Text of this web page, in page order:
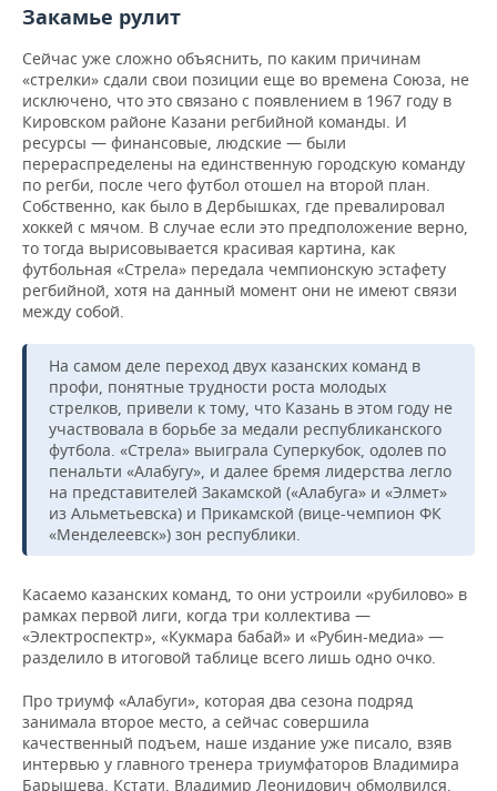
Закамье рулит
Сейчас уже сложно объяснить, по каким причинам
«стрелки» сдали свои позиции еще во времена Союза, не
исключено, что это связано с появлением в 1967 году в
Кировском районе Казани регбийной команды. И
ресурсы — финансовые, людские — были
перераспределены на единственную городскую команду
по регби, после чего футбол отошел на второй план.
Собственно, как было в Дербышках, где превалировал
хоккей с мячом. В случае если это предположение верно,
то тогда вырисовывается красивая картина, как
футбольная «Стрела» передала чемпионскую эстафету
регбийной, хотя на данный момент они не имеют связи
между собой.
На самом деле переход двух казанских команд в
профи, понятные трудности роста молодых
стрелков, привели к тому, что Казань в этом году не
участвовала в борьбе за медали республиканского
футбола. «Стрела» выиграла Суперкубок, одолев по
пенальти «Алабугу», и далее бремя лидерства легло
на представителей Закамской («Алабуга» и «Элмет»
из Альметьевска) и Прикамской (вице-чемпион ФК
«Менделеевск») зон республики.
Касаемо казанских команд, то они устроили «рубилово» в
рамках первой лиги, когда три коллектива —
«Электроспектр», «Кукмара бабай» и «Рубин-медиа» —
разделило в итоговой таблице всего лишь одно очко.
Про триумф «Алабуги», которая два сезона подряд
занимала второе место, а сейчас совершила
качественный подъем, наше издание уже писало, взяв
интервью у главного тренера триумфаторов Владимира
Барышева. Кстати, Владимир Леонидович обмолвился,